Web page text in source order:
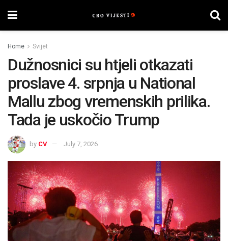
Home Svijet
Dužnosnici su htjeli otkazati
proslave 4. srpnja u National
Mallu zbog vremenskih prilika.
Tada je uskočio Trump
by CV July 7, 2026